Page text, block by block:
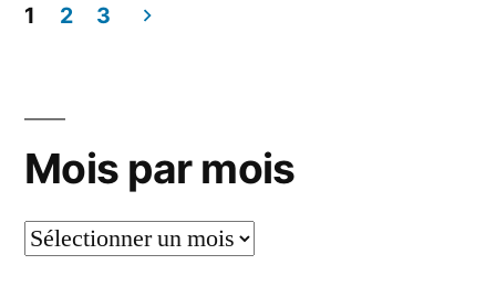
des
publications
1 2 3
Mois par mois
Mois